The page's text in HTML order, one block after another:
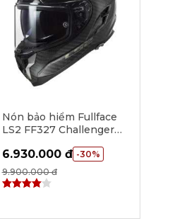
Nón bảo hiểm Fullface
LS2 FF327 Challenger
6.930.000 đ -30%
9.900.000 đ